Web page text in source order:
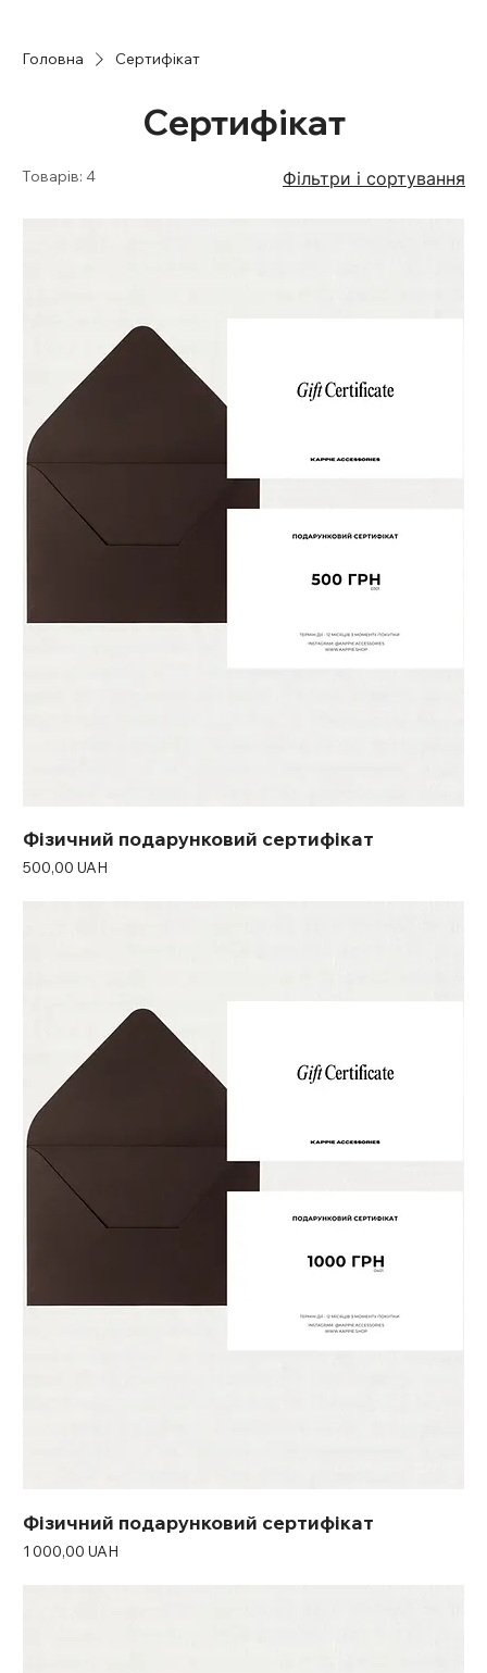
Головна Сертифікат
Сертифікат
Товарів: 4 Фільтри і сортування
Фізичний подарунковий сертифікат
Ціна
500,00 UAH
Фізичний подарунковий сертифікат
Ціна
1 000,00 UAH